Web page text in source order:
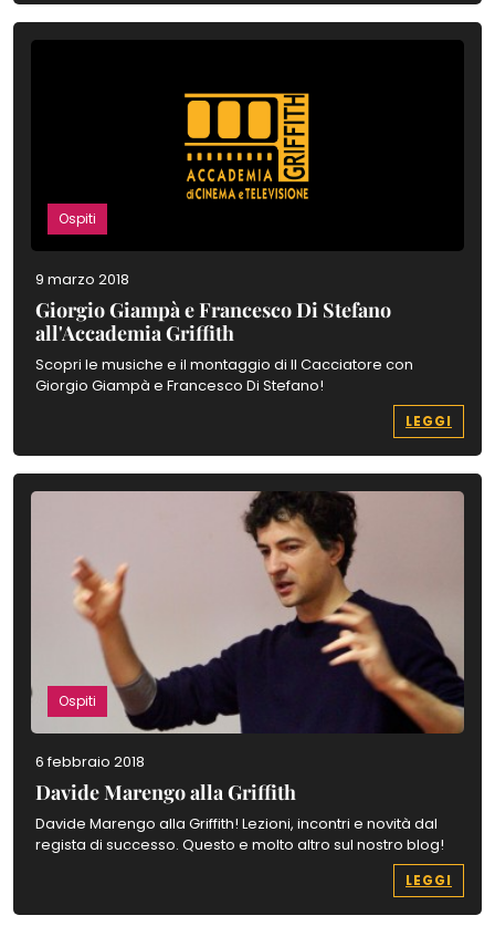
Ospiti
9 marzo 2018
Giorgio Giampà e Francesco Di Stefano
all'Accademia Griffith
Scopri le musiche e il montaggio di Il Cacciatore con
Giorgio Giampà e Francesco Di Stefano!
LEGGI
Ospiti
6 febbraio 2018
Davide Marengo alla Griffith
Davide Marengo alla Griffith! Lezioni, incontri e novità dal
regista di successo. Questo e molto altro sul nostro blog!
LEGGI